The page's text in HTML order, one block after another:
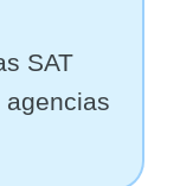
SAT
agencias